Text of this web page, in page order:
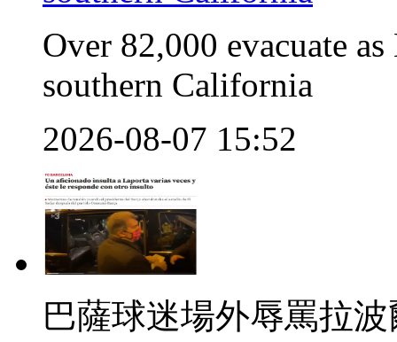
Over 82,000 evacuate
southern California
2026-08-07 15:52
巴薩球迷場外辱罵拉